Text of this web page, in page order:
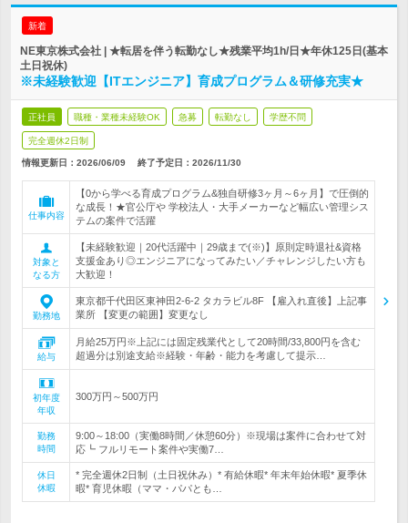
新着
NE東京株式会社 | ★転居を伴う転勤なし★残業平均1h/日★年休125日(基本
土日祝休)
※未経験歓迎【ITエンジニア】育成プログラム＆研修充実★
正社員 職種・業種未経験OK 急募 転勤なし 学歴不問
完全週休2日制
情報更新日：2026/06/09 終了予定日： 2026/11/30
仕事内容
【0から学べる育成プログラム&独自研修3ヶ月～6ヶ月】で圧倒的
な成長！★官公庁や 学校法人・大手メーカーなど幅広い管理シス
テムの案件で活躍
対象と
なる方
【未経験歓迎｜20代活躍中｜29歳まで(※)】原則定時退社&資格
支援金あり◎エンジニアになってみたい／チャレンジしたい方も
大歓迎！
勤務地
東京都千代田区東神田2-6-2 タカラビル8F 【雇入れ直後】上記事
業所 【変更の範囲】変更なし
給与
月給25万円※上記には固定残業代として20時間/33,800円を含む
超過分は別途支給※経験・年齢・能力を考慮して提示…
初年度
年収
300万円～500万円
勤務
時間
9:00～18:00（実働8時間／休憩60分）※現場は案件に合わせて対
応┗ フルリモート案件や実働7…
休日
休暇
* 完全週休2日制（土日祝休み）* 有給休暇* 年末年始休暇* 夏季休
暇* 育児休暇（ママ・パパとも…